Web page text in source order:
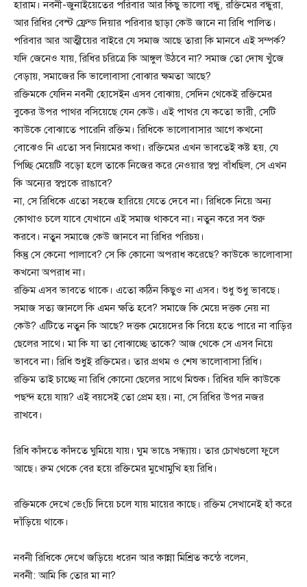
হারাম। নবনী-জুনাইয়েতের পরিবার আর কিছু ভালো বন্ধু, রক্তিমের বন্ধুরা,
আর রিধির বেস্ট ফ্রেন্ড দিয়ার পরিবার ছাড়া কেউ জানে না রিধি পালিত।
পরিবার আর আত্মীয়ের বাইরে যে সমাজ আছে তারা কি মানবে এই সম্পর্ক?
যদি জেনেও যায়, রিধির চরিত্রে কি আঙ্গুল উঠবে না? সমাজ তো দোষ খুঁজে
বেড়ায়, সমাজের কি ভালোবাসা বোঝার ক্ষমতা আছে?
রক্তিমকে যেদিন নবনী হোসেইন এসব বোঝায়, সেদিন থেকেই রক্তিমের
বুকের উপর পাথর বসিয়েছে যেন কেউ। এই পাথর যে কতো ভারী, সেটি
কাউকে বোঝাতে পারেনি রক্তিম। রিধিকে ভালোবাসার আগে কখনো
বোঝেও নি এতো সব নিয়মের কথা। রক্তিমের এখন ভাবতেই কষ্ট হয়, যে
পিচ্ছি মেয়েটি বড়ো হলে তাকে নিজের করে নেওয়ার স্বপ্ন বাঁধছিল, সে এখন
কি অন্যের স্বপ্নকে রাঙাবে?
না, সে রিধিকে এতো সহজে হারিয়ে যেতে দেবে না। রিধিকে নিয়ে অন্য
কোথাও চলে যাবে যেখানে এই সমাজ থাকবে না। নতুন করে সব শুরু
করবে। নতুন সমাজে কেউ জানবে না রিধির পরিচয়।
কিন্তু সে কেনো পালাবে? সে কি কোনো অপরাধ করেছে? কাউকে ভালোবাসা
কখনো অপরাধ না।
রক্তিম এসব ভাবতে থাকে। এতো কঠিন কিছুও না এসব। শুধু শুধু ভাবছে।
সমাজ সত্য জানলে কি এমন ক্ষতি হবে? সমাজে কি মেয়ে দত্তক নেয় না
কেউ? এটিতে নতুন কি আছে? দত্তক মেয়েদের কি বিয়ে হতে পারে না বাড়ির
ছেলের সাথে। মা কি যা তা বোঝাচ্ছে তাকে? আজ থেকে সে এসব নিয়ে
ভাববে না। রিধি শুধুই রক্তিমের। তার প্রথম ও শেষ ভালোবাসা রিধি।
রক্তিম তাই চাচ্ছে না রিধি কোনো ছেলের সাথে মিশুক। রিধির যদি কাউকে
পছন্দ হয়ে যায়? এই বয়সেই তো প্রেম হয়। না, সে রিধির উপর নজর
রাখবে।
রিধি কাঁদতে কাঁদতে ঘুমিয়ে যায়। ঘুম ভাঙে সন্ধ্যায়। তার চোখগুলো ফুলে
আছে। রুম থেকে বের হয়ে রক্তিমের মুখোমুখি হয় রিধি।
রক্তিমকে দেখে ভেংচি দিয়ে চলে যায় মায়ের কাছে। রক্তিম সেখানেই হাঁ করে
দাঁড়িয়ে থাকে।
নবনী রিধিকে দেখে জড়িয়ে ধরেন আর কান্না মিশ্রিত কন্ঠে বলেন,
নবনী: আমি কি তোর মা না?